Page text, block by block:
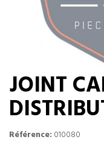
JOINT
Référence: 010080